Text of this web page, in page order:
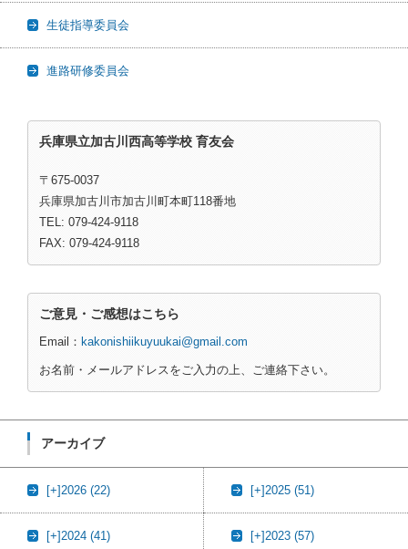
生徒指導委員会
進路研修委員会
兵庫県立加古川西高等学校 育友会
〒675-0037
兵庫県加古川市加古川町本町118番地
TEL: 079-424-9118
FAX: 079-424-9118
ご意見・ご感想はこちら
Email： kakonishiikuyuukai@gmail.com
お名前・メールアドレスをご入力の上、ご連絡下さい。
アーカイブ
[+]2026 (22) [+]2025 (51)
[+]2024 (41) [+]2023 (57)